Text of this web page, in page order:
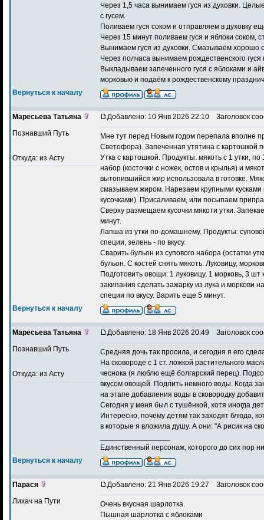
Через 1,5 часа вынимаем гуся из духовки.
с гусем.
Поливаем гуся соком и отправляем в духовку
Через 15 минут поливаем гуся и яблоки соком,
Вынимаем гуся из духовки. Смазываем хорошо
Через полчаса вынимаем рождественского
Выкладываем запеченного гуся с яблоками и
морковью и подаём к рождественскому
Вернуться к началу
Маресьева Татьяна
Познавший Путь
Откуда: из Асту
Добавлено: 10 Янв 2026 22:10 Заголовок
Мне тут перед Новым годом перепала вполне
Светофора). Запеченная утятина с картошкой
Утка с картошкой. Продукты: мякоть с 1 утки,
набор (косточки с ножек, остов и крылья) и
вытопившийся жир использовала в готовке.
смазываем жиром. Нарезаем крупными кусками
кусочками). Присаливаем, или посыпаем
Сверху размещаем кусочки мякоти утки.
минут.
Лапша из утки по-домашнему. Продукты:
специи, зелень - по вкусу.
Сварить бульон из супового набора (остатки
бульон. С костей снять мякоть. Луковицу,
Подготовить овощи: 1 луковицу, 1 морковь, 3
закипания сделать зажарку из лука и моркови
специи по вкусу. Варить еще 5 минут.
Вернуться к началу
Маресьева Татьяна
Познавший Путь
Откуда: из Асту
Добавлено: 18 Янв 2026 20:49 Заголовок
Средняя дочь так просила, и сегодня я его
На сковороде с 1 ст. ложкой растительного
чеснока (я люблю ещё болгарский перец).
вкусом овощей. Подлить немного воды. Когда
на этапе добавления воды в сковородку
Сегодня у меня был с тушёнкой, хотя иногда
Интересно, почему детям так заходят блюда,
в которые я вложила душу. А они: "А рисик на
Единственный персонаж, которого до сих пор
Вернуться к началу
Парася
Лихач на Пути
Добавлено: 21 Янв 2026 19:27 Заголовок
Очень вкусная шарлотка
Пышная шарлотка с яблоками